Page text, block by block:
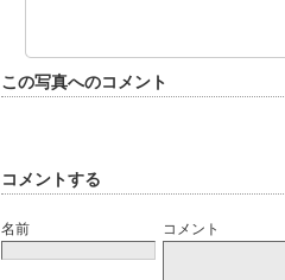
この写真へのコメント
コメントする
名前 コメント